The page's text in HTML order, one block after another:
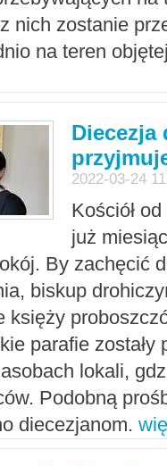
nich zostanie
na teren
Diecezja
2022-03-24
Kościół
już
By zachęcić
biskup
księży
parafie zostały
lokali,
Podobną
diecezjanom.